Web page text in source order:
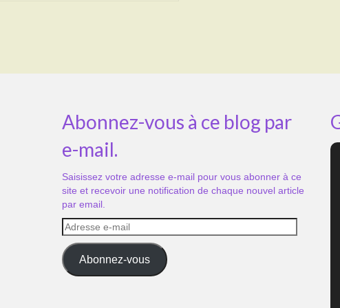
Abonnez-vous à ce blog par
e-mail.
Saisissez votre adresse e-mail pour vous abonner à ce
site et recevoir une notification de chaque nouvel article
par email.
Adresse
e-
mail
Abonnez-vous